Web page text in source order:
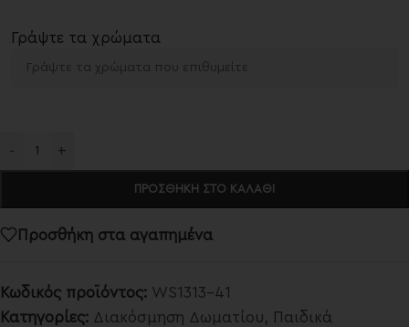
Γράψτε τα χρώματα
- +
ΠΡΟΣΘΉΚΗ ΣΤΟ ΚΑΛΆΘΙ
Προσθήκη στα αγαπημένα
Κωδικός προϊόντος: WS1313-41
Κατηγορίες: Διακόσμηση Δωματίου, Παιδικά